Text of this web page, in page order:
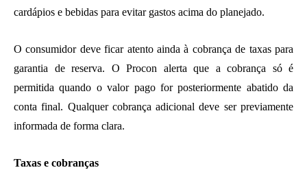
cardápios e bebidas para evitar gastos acima do planejado.
O consumidor deve ficar atento ainda à cobrança de taxas para
garantia de reserva. O Procon alerta que a cobrança só é
permitida quando o valor pago for posteriormente abatido da
conta final. Qualquer cobrança adicional deve ser previamente
informada de forma clara.
Taxas e cobranças